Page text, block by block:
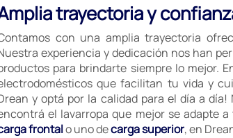
trayectoria y
con una amplia trayectoria
experiencia y dedicación nos han
para brindarte siempre lo mejor.
que facilitan tu vida y
y optá por la calidad para el día a
el lavarropa que mejor se adapte
frontalo uno decarga superior, en